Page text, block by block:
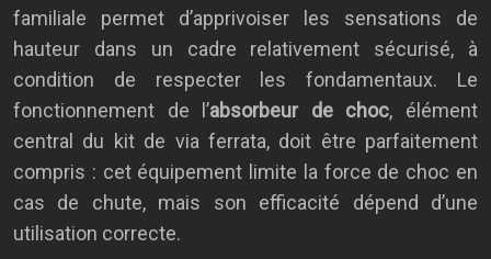
familiale permet d’apprivoiser les sensations de
hauteur dans un cadre relativement sécurisé, à
condition de respecter les fondamentaux. Le
fonctionnement de l’absorbeur de choc, élément
central du kit de via ferrata, doit être parfaitement
compris : cet équipement limite la force de choc en
cas de chute, mais son efficacité dépend d’une
utilisation correcte.